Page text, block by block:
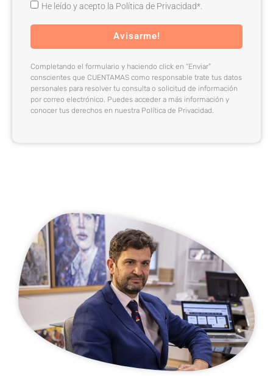
He leído y acepto la Política de Privacidad*.
Avisarme!
Completando el formulario y haciendo click en “Enviar”
conscientes que CUENTAMAS como responsable trate tus datos
personales para resolver tu consulta o solicitud de información
por correo electrónico. Puedes acceder a más información y
conocer tus derechos en nuestra Política de Privacidad.